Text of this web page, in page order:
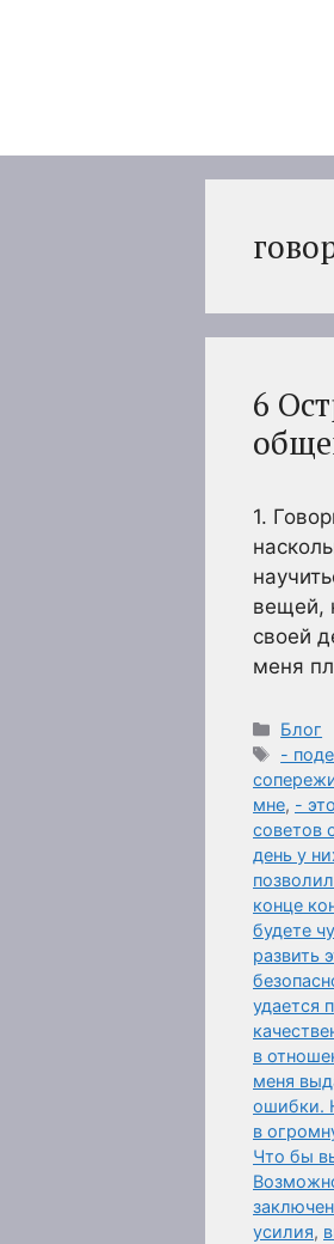
6
1.
вещей,
своей
меня
Блог
Метки
-
мне, -
советов
день у
конце
будете
развить
удается
в
меня
ошибки.
в
Что бы
усилия,